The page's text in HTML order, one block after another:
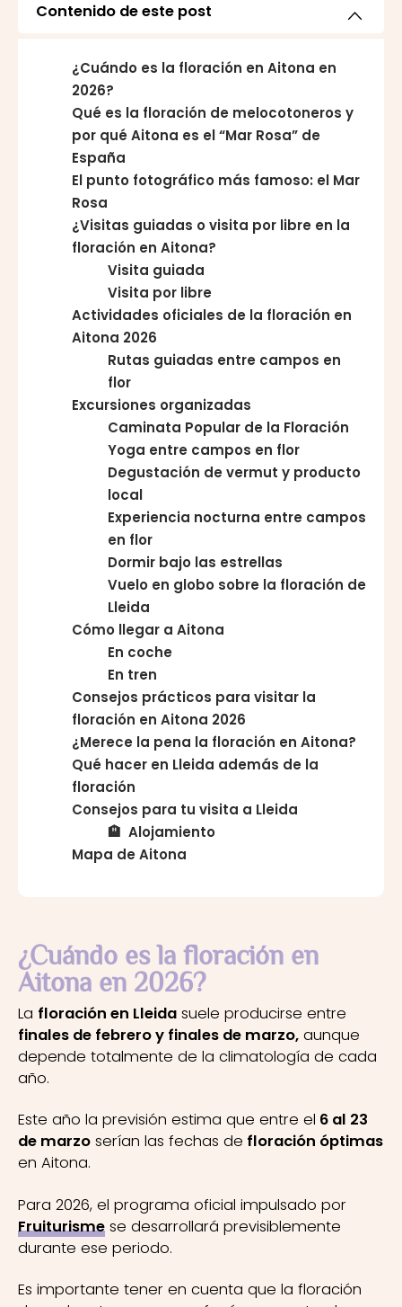
Contenido de este post
¿Cuándo es la floración en Aitona en
2026?
Qué es la floración de melocotoneros y
por qué Aitona es el “Mar Rosa” de
España
El punto fotográfico más famoso: el Mar
Rosa
¿Visitas guiadas o visita por libre en la
floración en Aitona?
Visita guiada
Visita por libre
Actividades oficiales de la floración en
Aitona 2026
Rutas guiadas entre campos en
flor
Excursiones organizadas
Caminata Popular de la Floración
Yoga entre campos en flor
Degustación de vermut y producto
local
Experiencia nocturna entre campos
en flor
Dormir bajo las estrellas
Vuelo en globo sobre la floración de
Lleida
Cómo llegar a Aitona
En coche
En tren
Consejos prácticos para visitar la
floración en Aitona 2026
¿Merece la pena la floración en Aitona?
Qué hacer en Lleida además de la
floración
Consejos para tu visita a Lleida
🏨 Alojamiento
Mapa de Aitona
¿Cuándo es la floración en
Aitona en 2026?
La floración en Lleida suele producirse entre
finales de febrero y finales de marzo, aunque
depende totalmente de la climatología de cada
año.
Este año la previsión estima que entre el 6 al 23
de marzo serían las fechas de floración óptimas
en Aitona.
Para 2026, el programa oficial impulsado por
Fruiturisme se desarrollará previsiblemente
durante ese periodo.
Es importante tener en cuenta que la floración